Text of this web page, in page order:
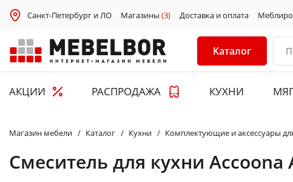
Санкт-Петербург и ЛО Магазины (3) Доставка и оплата
Каталог
АКЦИИ РАСПРОДАЖА КУХНИ
Магазин мебели Каталог Кухни Комплектующие и аксессуары
Смеситель для кухни